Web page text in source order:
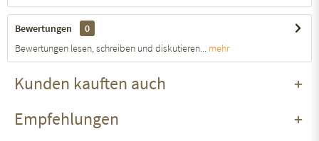
Bewertungen
0
Bewertungen lesen, schreiben und diskutieren... mehr
Kunden kauften auch
Empfehlungen